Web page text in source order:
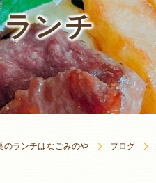
ンチ
のランチはなごみのや ブログ